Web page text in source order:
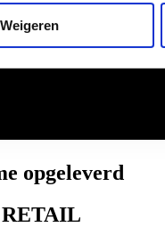
Weigeren
opgeleverd